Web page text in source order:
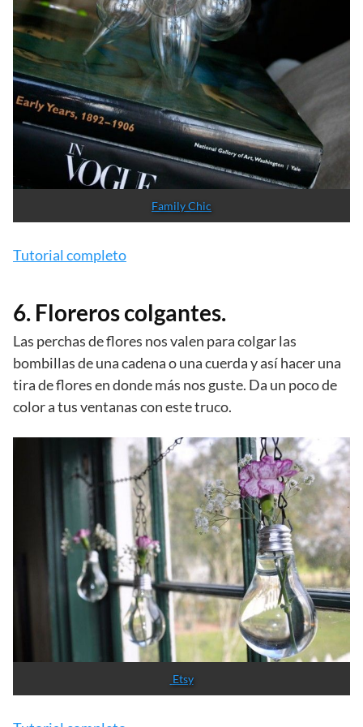
Family Chic
Tutorial completo
6. Floreros colgantes.
Las perchas de flores nos valen para colgar las
bombillas de una cadena o una cuerda y así hacer una
tira de flores en donde más nos guste. Da un poco de
color a tus ventanas con este truco.
Etsy